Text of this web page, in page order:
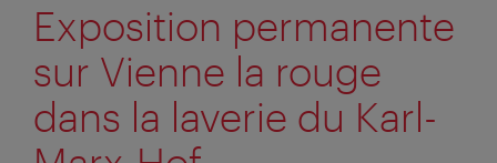
Exposition permanente
sur Vienne la rouge
dans la laverie du Karl-